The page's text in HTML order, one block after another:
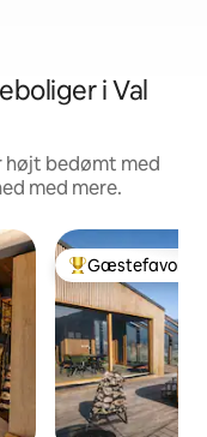
i Val
højt bedømt med
med mere.
Bedste
Gæstefavorit